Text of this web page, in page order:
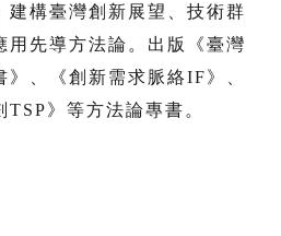
建構臺灣創新展望、技術群
用先導方法論。出版《臺灣
》、《創新需求脈絡IF》、
TSP》等方法論專書。